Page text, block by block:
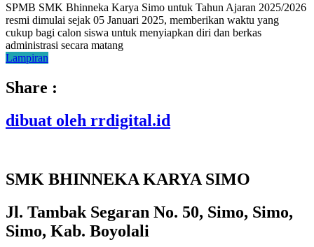
SPMB SMK Bhinneka Karya Simo untuk Tahun Ajaran 2025/2026
resmi dimulai sejak 05 Januari 2025, memberikan waktu yang
cukup bagi calon siswa untuk menyiapkan diri dan berkas
administrasi secara matang
Lampiran
Share :
dibuat oleh rrdigital.id
SMK BHINNEKA KARYA SIMO
Jl. Tambak Segaran No. 50, Simo, Simo,
Simo, Kab. Boyolali